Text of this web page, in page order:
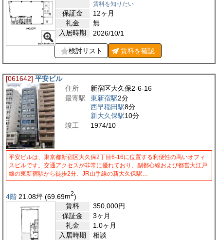
賃料を知りたい
保証金
12ヶ月
礼金
無
入居時期
2026/10/1
検討リスト 賃料を確認
[061642] 平安ビル
住所
新宿区大久保2-6-16
最寄駅
東新宿駅2分
西早稲田駅8分
新大久保駅10分
竣工
1974/10
平安ビルは、東京都新宿区大久保2丁目6-16に位置する利便性の高いオフィ
スビルです。交通アクセスが非常に優れており、副都心線および都営大江戸
線の東新宿駅から徒歩2分、JR山手線の新大久保駅…
4階 21.08坪 (69.69m2)
賃料
350,000円
保証金
3ヶ月
礼金
1.0ヶ月
入居時期
相談